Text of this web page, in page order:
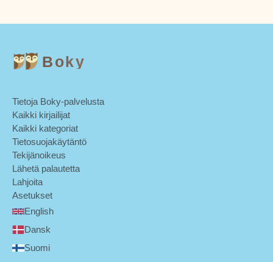
Boky
Tietoja Boky-palvelusta
Kaikki kirjailijat
Kaikki kategoriat
Tietosuojakäytäntö
Tekijänoikeus
Lähetä palautetta
Lahjoita
Asetukset
English
Dansk
Suomi